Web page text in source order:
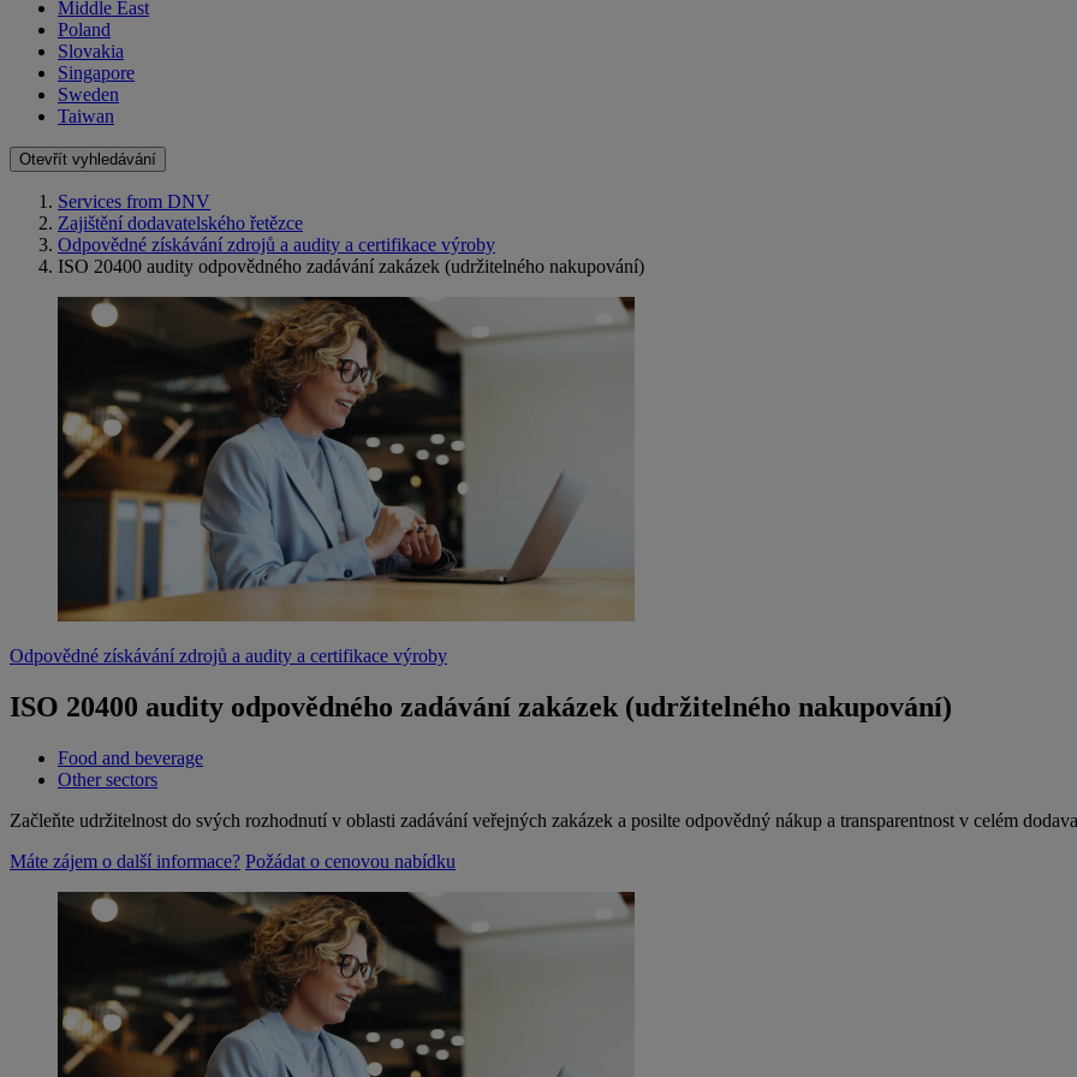
Middle East
Poland
Slovakia
Singapore
Sweden
Taiwan
Otevřít vyhledávání
Services from DNV
Zajištění dodavatelského řetězce
Odpovědné získávání zdrojů a audity a certifikace výroby
ISO 20400 audity odpovědného zadávání zakázek (udržitelného nakupování)
Odpovědné získávání zdrojů a audity a certifikace výroby
ISO 20400 audity odpovědného zadávání zakázek (udržitelného nakupování)
Food and beverage
Other sectors
Začleňte udržitelnost do svých rozhodnutí v oblasti zadávání veřejných zakázek a posilte odpovědný nákup a transparentnost v celém
Máte zájem o další informace? Požádat o cenovou nabídku